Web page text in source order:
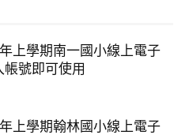
上學期南一國小線上電子
帳號即可使用
上學期翰林國小線上電子